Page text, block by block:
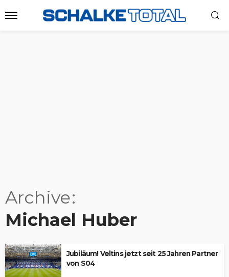
Archive
Michael Huber
Jubiläum! Veltins jetzt seit 25 Jahren Partner
von S04